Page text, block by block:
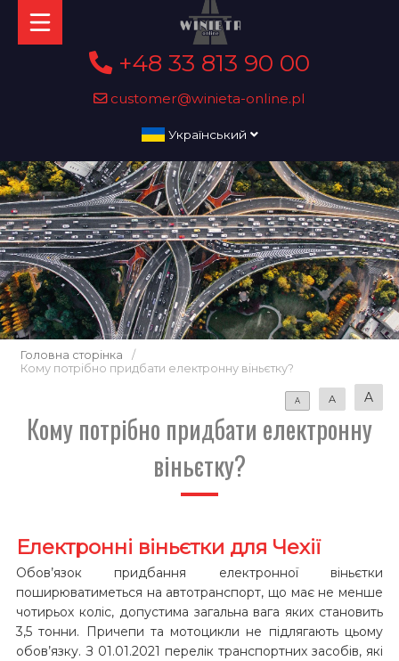
+48 33 813 90 00
customer@winieta-online.pl
Український
Головна сторінка
/
Кому потрібно придбати електронну віньєтку?
A A A
Кому потрібно придбати електронну
віньєтку?
Електронні віньєтки для Чехії
Обов’язок придбання електронної віньєтки
поширюватиметься на автотранспорт, що має не менше
чотирьох коліс, допустима загальна вага яких становить
3,5 тонни. Причепи та мотоцикли не підлягають цьому
обов’язку. З 01.01.2021 перелік транспортних засобів, які